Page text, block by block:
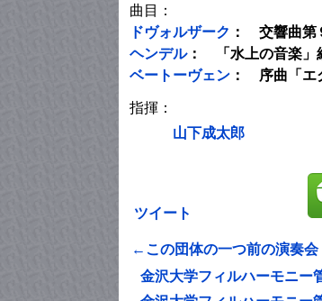
曲目：
ドヴォルザーク ： 交響曲第
ヘンデル： 「水上の音楽」
ベートーヴェン ： 序曲「エ
指揮：
山下成太郎
ツイート
←この団体の一つ前の演奏会
金沢大学フィルハーモニー